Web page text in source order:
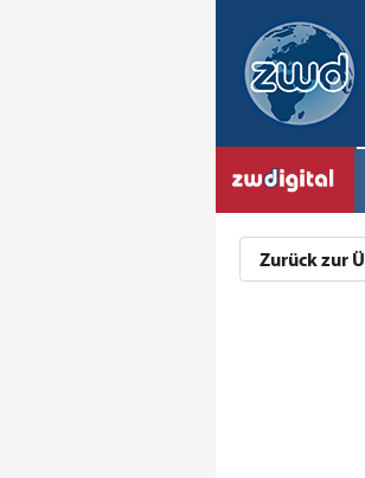
Zurück zur